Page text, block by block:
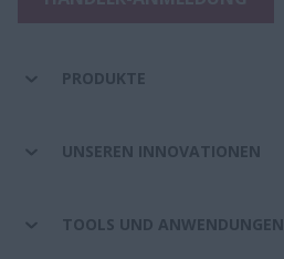
PRODUKTE
UNSEREN INNOVATIONEN
TOOLS UND ANWENDUNGEN